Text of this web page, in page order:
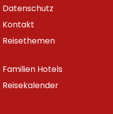
Datenschutz
Kontakt
Reisethemen
Familien Hotels
Reisekalender